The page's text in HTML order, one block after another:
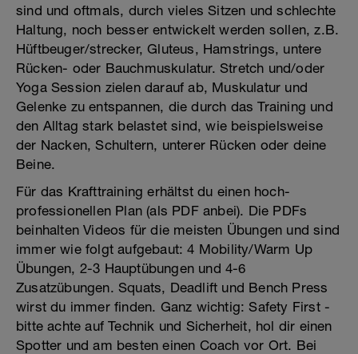
sind und oftmals, durch vieles Sitzen und schlechte
Haltung, noch besser entwickelt werden sollen, z.B.
Hüftbeuger/strecker, Gluteus, Hamstrings, untere
Rücken- oder Bauchmuskulatur. Stretch und/oder
Yoga Session zielen darauf ab, Muskulatur und
Gelenke zu entspannen, die durch das Training und
den Alltag stark belastet sind, wie beispielsweise
der Nacken, Schultern, unterer Rücken oder deine
Beine.
Für das Krafttraining erhältst du einen hoch-
professionellen Plan (als PDF anbei). Die PDFs
beinhalten Videos für die meisten Übungen und sind
immer wie folgt aufgebaut: 4 Mobility/Warm Up
Übungen, 2-3 Hauptübungen und 4-6
Zusatzübungen. Squats, Deadlift und Bench Press
wirst du immer finden. Ganz wichtig: Safety First -
bitte achte auf Technik und Sicherheit, hol dir einen
Spotter und am besten einen Coach vor Ort. Bei